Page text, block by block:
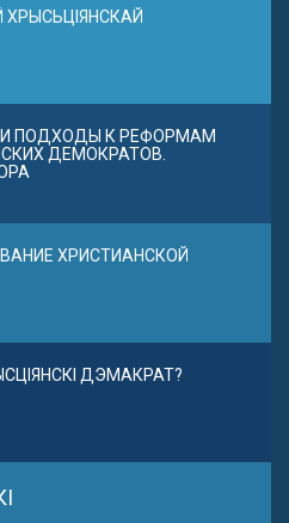
ПОДХОДЫ К РЕФОРМАМ
ДЕМОКРАТОВ.
ХРИСТИАНСКОЙ
ДЭМАКРАТ?